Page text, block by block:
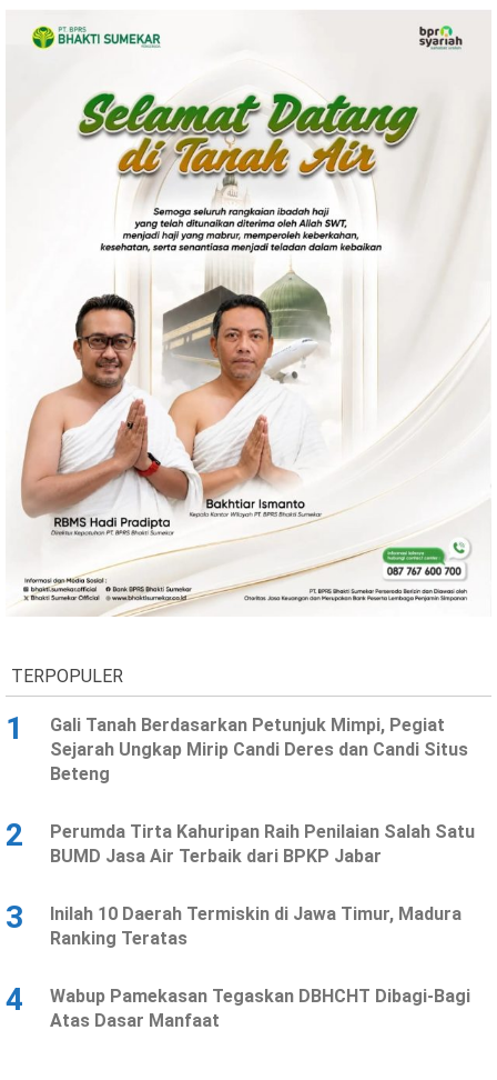
Wisata
Olahraga
Birokrasi
©
Copyright
2026
News
Indonesia
.
All
Right
TERPOPULER
1
Gali Tanah Berdasarkan Petunjuk Mimpi, Pegiat
Sejarah Ungkap Mirip Candi Deres dan Candi Situs
Beteng
2
Perumda Tirta Kahuripan Raih Penilaian Salah Satu
BUMD Jasa Air Terbaik dari BPKP Jabar
3
Inilah 10 Daerah Termiskin di Jawa Timur, Madura
Ranking Teratas
4
Wabup Pamekasan Tegaskan DBHCHT Dibagi-Bagi
Atas Dasar Manfaat